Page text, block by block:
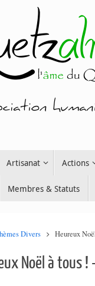
Artisanat Actions
Membres & Statuts
Divers Heureux
Noël à tous !